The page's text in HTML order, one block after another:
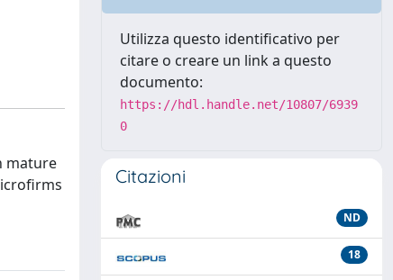
mature
Utilizza questo identificativo per
citare o creare un link a questo
documento:
https://hdl.handle.net/10807/6939
0
Citazioni
ND
18